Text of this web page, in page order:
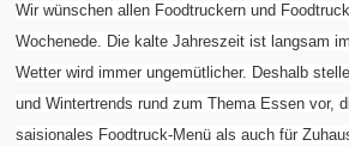
Wir wünschen allen Foodtruckern und
Wochenede. Die kalte Jahreszeit ist langsam
Wetter wird immer ungemütlicher. Deshalb
und Wintertrends rund zum Thema Essen vor,
saisionales Foodtruck-Menü als auch für